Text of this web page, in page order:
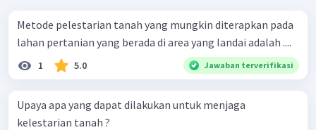
Metode pelestarian tanah yang mungkin diterapkan pada
lahan pertanian yang berada di area yang landai adalah ....
1 5.0 Jawaban terverifikasi
Upaya apa yang dapat dilakukan untuk menjaga
kelestarian tanah ?